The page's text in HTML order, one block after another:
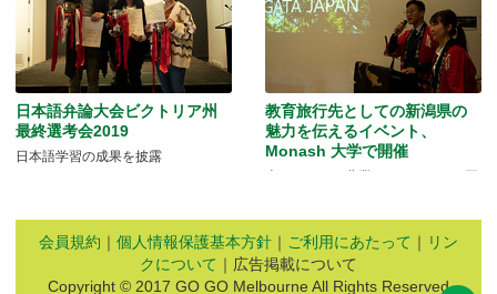
日本語弁論大会ビクトリア州
最終選考会2019
日本語学習の成果を披露
教育旅行先としての新潟県の
魅力を伝えるイベント、
Monash 大学で開催
米どころでの農業とモノづくりの両
会員規約 ｜ 個人情報保護基本方針 ｜ ご利用にあたって ｜ リン
クについて ｜広告掲載について
Copyright © 2017 GO GO Melbourne All Rights Reserved